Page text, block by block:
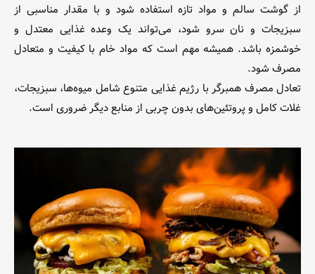
از گوشت سالم و مواد تازه استفاده شود و با مقدار مناسبی از
سبزیجات و نان سرو شود، می‌تواند یک وعده غذایی معتدل و
خوشمزه باشد. همیشه مهم است که مواد خام با کیفیت و متعادل
مصرف شود.
تعادل مصرف همبرگر با رژیم غذایی متنوع شامل میوه‌ها، سبزیجات،
غلات کامل و پروتئین‌های بدون چربی از منابع دیگر ضروری است.